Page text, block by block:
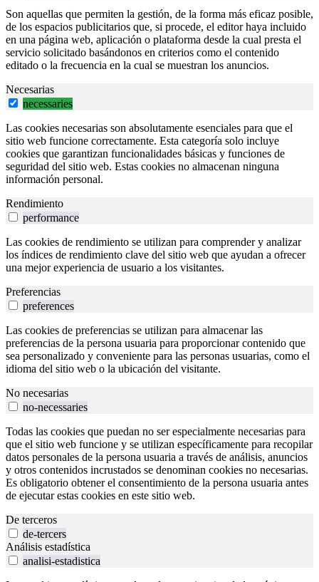
Son aquellas que permiten la gestión, de la forma más eficaz posible,
de los espacios publicitarios que, si procede, el editor haya incluido
en una página web, aplicación o plataforma desde la cual presta el
servicio solicitado basándonos en criterios como el contenido
editado o la frecuencia en la cual se muestran los anuncios.
Necesarias
necessaries
Las cookies necesarias son absolutamente esenciales para que el
sitio web funcione correctamente. Esta categoría solo incluye
cookies que garantizan funcionalidades básicas y funciones de
seguridad del sitio web. Estas cookies no almacenan ninguna
información personal.
Rendimiento
performance
Las cookies de rendimiento se utilizan para comprender y analizar
los índices de rendimiento clave del sitio web que ayudan a ofrecer
una mejor experiencia de usuario a los visitantes.
Preferencias
preferences
Las cookies de preferencias se utilizan para almacenar las
preferencias de la persona usuaria para proporcionar contenido que
sea personalizado y conveniente para las personas usuarias, como el
idioma del sitio web o la ubicación del visitante.
No necesarias
no-necessaries
Todas las cookies que puedan no ser especialmente necesarias para
que el sitio web funcione y se utilizan específicamente para recopilar
datos personales de la persona usuaria a través de análisis, anuncios
y otros contenidos incrustados se denominan cookies no necesarias.
Es obligatorio obtener el consentimiento de la persona usuaria antes
de ejecutar estas cookies en este sitio web.
De terceros
de-tercers
Análisis estadística
analisi-estadistica